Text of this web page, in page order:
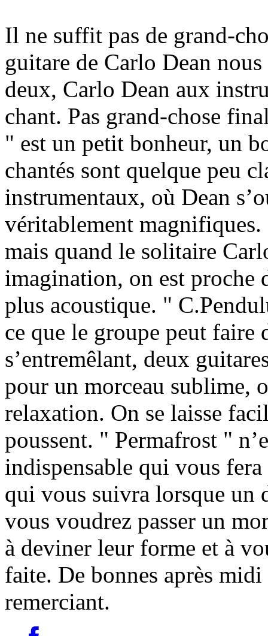
Il ne suffit pas de grand-
guitare de Carlo Dean
deux, Carlo Dean aux
chant. Pas grand-chose
" est un petit bonheur, un
chantés sont quelque peu
instrumentaux, où Dean
véritablement magnifiques.
mais quand le solitaire
imagination, on est proche
plus acoustique. "
ce que le groupe peut faire
s’entremêlant, deux
pour un morceau sublime,
relaxation. On se laisse
poussent. " Permafrost "
indispensable qui vous
qui vous suivra lorsque un
vous voudrez passer un
à deviner leur forme et à
faite. De bonnes après
remerciant.